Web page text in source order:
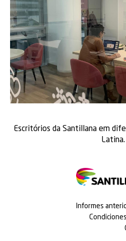
Escritórios da Santillana em
Latina.
Informes